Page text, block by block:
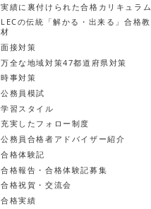
実績に裏付けられた合格カリキュラム
LECの伝統「解かる・出来る」合格教
材
面接対策
万全な地域対策47都道府県対策
時事対策
公務員模試
学習スタイル
充実したフォロー制度
公務員合格者アドバイザー紹介
合格体験記
合格報告・合格体験記募集
合格祝賀・交流会
合格実績